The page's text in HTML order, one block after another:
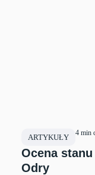
ARTYKUŁY 4 min
Ocena
Odry